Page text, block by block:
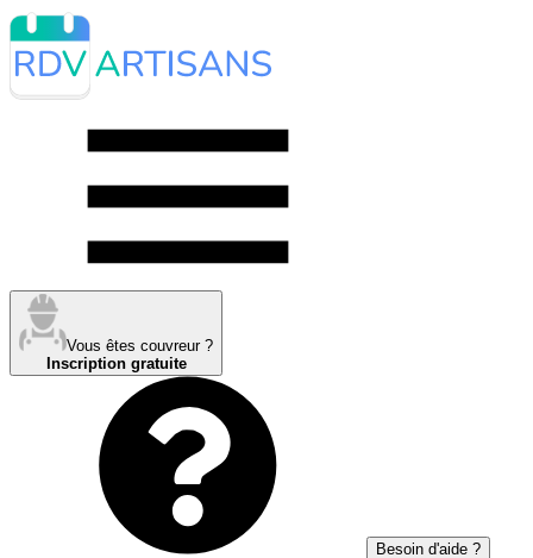
Vous êtes couvreur ?
Inscription gratuite
Besoin d'aide ?